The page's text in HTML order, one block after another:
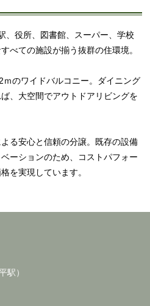
、役所、図書館、スーパー、学校
べての施設が揃う抜群の住環境。
のワイドバルコニー。ダイニング
、大空間でアウトドアリビングを
る安心と信頼の分譲。既存の設備
ーションのため、コストパフォー
を実現しています。
駅）